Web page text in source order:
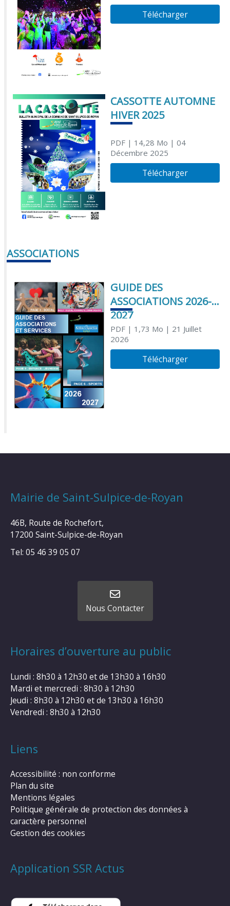
Télécharger
CASSOTTE AUTOMNE
HIVER 2025
PDF| 14,28 Mo | 04
Décembre 2025
Télécharger
ASSOCIATIONS
GUIDE DES
ASSOCIATIONS 2026-
2027
PDF| 1,73 Mo | 21 Juillet
2026
Télécharger
Mairie de Saint-Sulpice-de-Royan
46B, Route de Rochefort,
17200 Saint-Sulpice-de-Royan
Tel: 05 46 39 05 07
Nous Contacter
Horaires d’ouverture au public
Lundi : 8h30 à 12h30 et de 13h30 à 16h30
Mardi et mercredi : 8h30 à 12h30
Jeudi : 8h30 à 12h30 et de 13h30 à 16h30
Vendredi : 8h30 à 12h30
Liens
Accessibilité : non conforme
Plan du site
Mentions légales
Politique générale de protection des données à
caractère personnel
Gestion des cookies
Application SSR Actus